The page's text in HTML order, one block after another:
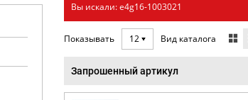
Вы искали: e4g16-1003021
Показывать 12 Вид каталога
Запрошенный артикул